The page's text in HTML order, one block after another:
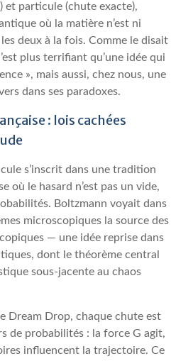
et particule (chute exacte),
où la matière n’est ni
deux à la fois. Comme le disait
plus terrifiant qu’une idée qui
», mais aussi, chez nous, une
dans ses paradoxes.
: lois cachées
s’inscrit dans une tradition
où le hasard n’est pas un vide,
Boltzmann voyait dans
microscopiques la source des
— une idée reprise dans
dont le théorème central
sous-jacente au chaos
Dream Drop, chaque chute est
de probabilités : la force G agit,
influencent la trajectoire. Ce